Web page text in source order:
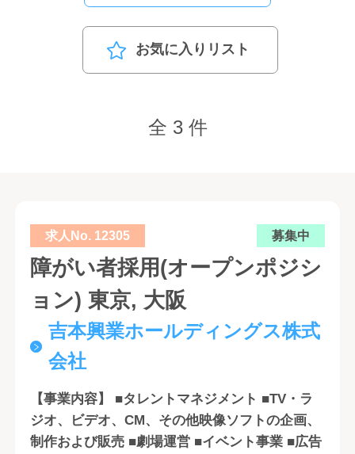
お気に入りリスト
全 3 件
求人No. 12305 募集中
障がい者採用(オープンポジシ
ョン) 東京, 大阪
吉本興業ホールディングス株式
会社
【事業内容】 ■タレントマネジメント ■TV・ラ
ジオ、ビデオ、CM、その他映像ソフトの企画、
制作および販売 ■劇場運営 ■イベント事業 ■広告